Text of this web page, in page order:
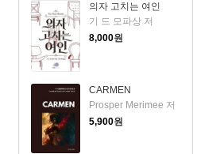
의자 고치는 여인
기 드 모파상 저
8,000원
CARMEN
Prosper Merimee 저
5,900원